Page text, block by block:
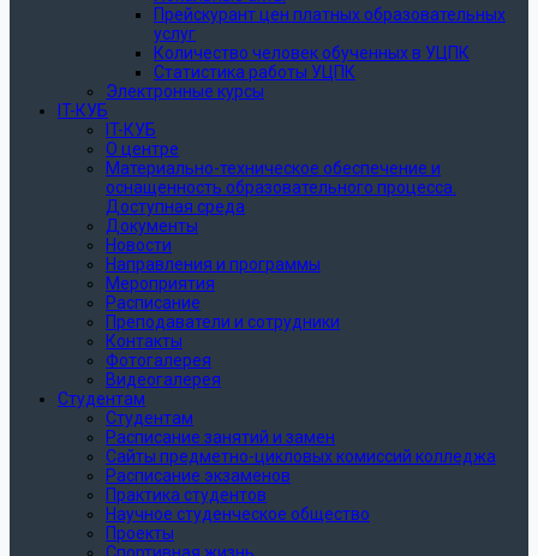
Прейскурант цен платных образовательных
услуг
Количество человек обученных в УЦПК
Статистика работы УЦПК
Электронные курсы
IT-КУБ
IT-КУБ
О центре
Материально-техническое обеспечение и
оснащенность образовательного процесса.
Доступная среда
Документы
Новости
Направления и программы
Мероприятия
Расписание
Преподаватели и сотрудники
Контакты
Фотогалерея
Видеогалерея
Студентам
Студентам
Расписание занятий и замен
Сайты предметно-цикловых комиссий колледжа
Расписание экзаменов
Практика студентов
Научное студенческое общество
Проекты